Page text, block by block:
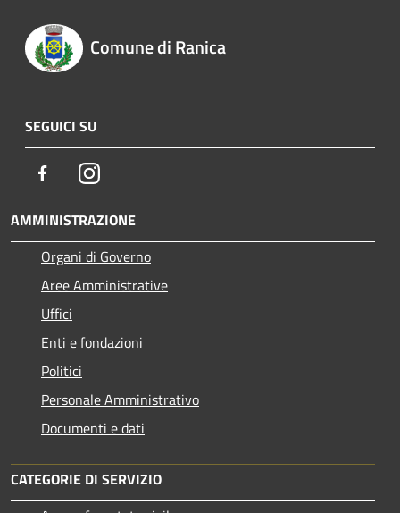
Comune di Ranica
SEGUICI SU
FacebookInstagram
AMMINISTRAZIONE
Organi di Governo
Aree Amministrative
Uffici
Enti e fondazioni
Politici
Personale Amministrativo
Documenti e dati
CATEGORIE DI SERVIZIO